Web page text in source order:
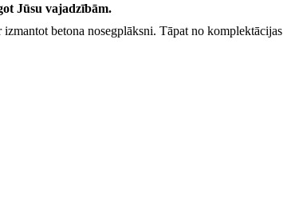
Jūsu vajadzībām.
betona nosegplāksni. Tāpat no komplektācijas